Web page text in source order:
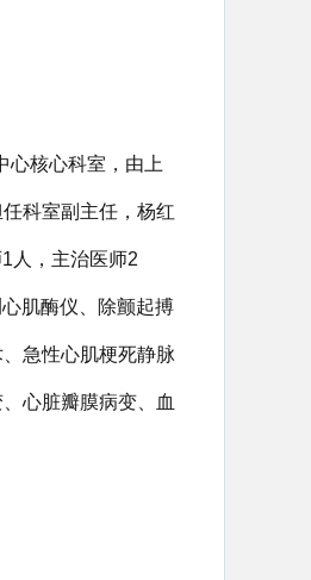
心核心科室，由上
科室副主任，杨红
人，主治医师2
肌酶仪、除颤起搏
急性心肌梗死静脉
心脏瓣膜病变、血